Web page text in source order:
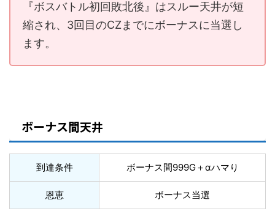
『ボスバトル初回敗北後』はスルー天井が短
縮され、3回目のCZまでにボーナスに当選し
ます。
ボーナス間天井
到達条件 ボーナス間999G＋αハマり
恩恵 ボーナス当選